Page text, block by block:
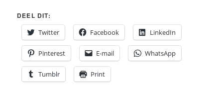
DEEL DIT:
Twitter
Facebook LinkedIn
Pinterest E-mail WhatsApp
Tumblr Print